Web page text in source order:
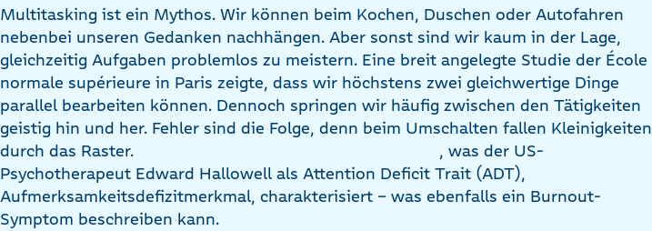
Multitasking ist ein Mythos. Wir können beim Kochen, Duschen oder Autofahren
nebenbei unseren Gedanken nachhängen. Aber sonst sind wir kaum in der Lage,
gleichzeitig Aufgaben problemlos zu meistern. Eine breit angelegte Studie der École
normale supérieure in Paris zeigte, dass wir höchstens zwei gleichwertige Dinge
parallel bearbeiten können. Dennoch springen wir häufig zwischen den Tätigkeiten
geistig hin und her. Fehler sind die Folge, denn beim Umschalten fallen Kleinigkeiten
durch das Raster.
, was der US-
Psychotherapeut Edward Hallowell als Attention Deficit Trait (ADT),
Aufmerksamkeitsdefizitmerkmal, charakterisiert – was ebenfalls ein Burnout-
Symptom beschreiben kann.